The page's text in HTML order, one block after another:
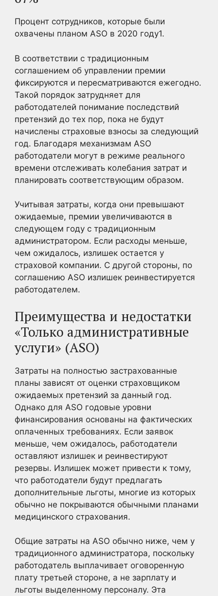
Процент сотрудников, которые были
охвачены планом ASO в 2020 году1.
В соответствии с традиционным
соглашением об управлении премии
фиксируются и пересматриваются ежегодно.
Такой порядок затрудняет для
работодателей понимание последствий
претензий до тех пор, пока не будут
начислены страховые взносы за следующий
год. Благодаря механизмам ASO
работодатели могут в режиме реального
времени отслеживать колебания затрат и
планировать соответствующим образом.
Учитывая затраты, когда они превышают
ожидаемые, премии увеличиваются в
следующем году с традиционным
администратором. Если расходы меньше,
чем ожидалось, излишек остается у
страховой компании. С другой стороны, по
соглашению ASO излишек реинвестируется
работодателем.
Преимущества и недостатки
«Только административные
услуги» (ASO)
Затраты на полностью застрахованные
планы зависят от оценки страховщиком
ожидаемых претензий за данный год.
Однако для ASO годовые уровни
финансирования основаны на фактических
оплаченных требованиях. Если заявок
меньше, чем ожидалось, работодатели
оставляют излишек и реинвестируют
резервы. Излишек может привести к тому,
что работодатели будут предлагать
дополнительные льготы, многие из которых
обычно не покрываются обычными планами
медицинского страхования.
Общие затраты на ASO обычно ниже, чем у
традиционного администратора, поскольку
работодатель выплачивает оговоренную
плату третьей стороне, а не зарплату и
льготы выделенному персоналу. Эта